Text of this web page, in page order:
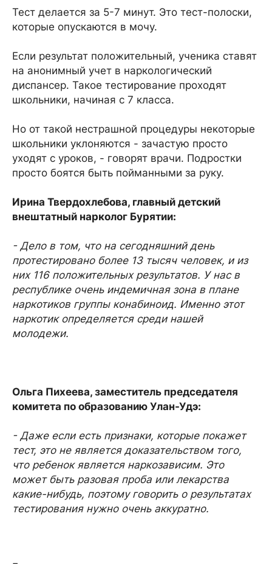
Тест делается за 5-7 минут. Это тест-полоски,
которые опускаются в мочу.
Если результат положительный, ученика ставят
на анонимный учет в наркологический
диспансер. Такое тестирование проходят
школьники, начиная с 7 класса.
Но от такой нестрашной процедуры некоторые
школьники уклоняются - зачастую просто
уходят с уроков, - говорят врачи. Подростки
просто боятся быть пойманными за руку.
Ирина Твердохлебова, главный детский
внештатный нарколог Бурятии:
- Дело в том, что на сегодняшний день
протестировано более 13 тысяч человек, и из
них 116 положительных результатов. У нас в
республике очень индемичная зона в плане
наркотиков группы конабиноид. Именно этот
наркотик определяется среди нашей
молодежи.
Ольга Пихеева, заместитель председателя
комитета по образованию Улан-Удэ:
- Даже если есть признаки, которые покажет
тест, это не является доказательством того,
что ребенок является наркозависим. Это
может быть разовая проба или лекарства
какие-нибудь, поэтому говорить о результатах
тестирования нужно очень аккуратно.